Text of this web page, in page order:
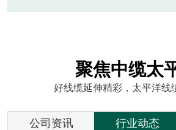
聚焦中缆太
好线缆延伸精彩，太平洋线
公司资讯 行业动态